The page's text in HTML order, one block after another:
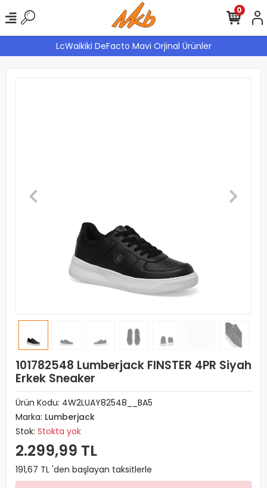
LcWaikiki DeFacto Mavi Orjinal Ürünler
0
101782548 Lumberjack FINSTER 4PR Siyah
Erkek Sneaker
Ürün Kodu: 4W2LUAY82548__BA5
Marka: Lumberjack
Stok: Stokta yok
2.299,99 TL
191,67 TL 'den başlayan taksitlerle